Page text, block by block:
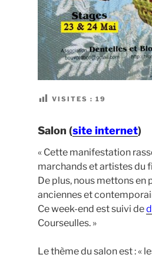
VISITES : 19
Salon (site internet)
« Cette manifestation
marchands et artistes du
De plus, nous mettons
anciennes et
Ce week-end est suivi de
Courseulles. »
Le thème du salon est : «